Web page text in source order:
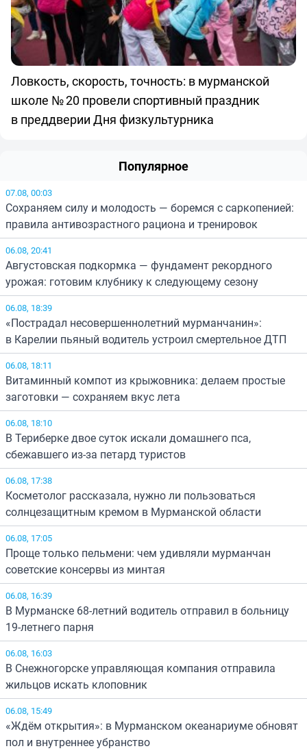
Ловкость, скорость, точность: в мурманской
школе № 20 провели спортивный праздник
в преддверии Дня физкультурника
Популярное
07.08, 00:03
Сохраняем силу и молодость — боремся с саркопенией:
правила антивозрастного рациона и тренировок
06.08, 20:41
Августовская подкормка — фундамент рекордного
урожая: готовим клубнику к следующему сезону
06.08, 18:39
«Пострадал несовершеннолетний мурманчанин»:
в Карелии пьяный водитель устроил смертельное ДТП
06.08, 18:11
Витаминный компот из крыжовника: делаем простые
заготовки — сохраняем вкус лета
06.08, 18:10
В Териберке двое суток искали домашнего пса,
сбежавшего из-за петард туристов
06.08, 17:38
Косметолог рассказала, нужно ли пользоваться
солнцезащитным кремом в Мурманской области
06.08, 17:05
Проще только пельмени: чем удивляли мурманчан
советские консервы из минтая
06.08, 16:39
В Мурманске 68-летний водитель отправил в больницу
19-летнего парня
06.08, 16:03
В Снежногорске управляющая компания отправила
жильцов искать клоповник
06.08, 15:49
«Ждём открытия»: в Мурманском океанариуме обновят
пол и внутреннее убранство